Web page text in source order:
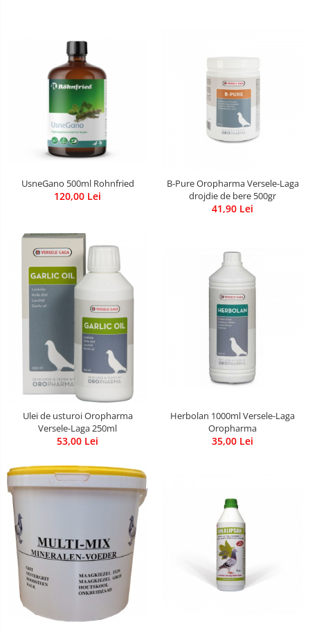
UsneGano 500ml Rohnfried
120,00 Lei
B-Pure Oropharma Versele-Laga
drojdie de bere 500gr
41,90 Lei
Ulei de usturoi Oropharma
Versele-Laga 250ml
53,00 Lei
Herbolan 1000ml Versele-Laga
Oropharma
35,00 Lei